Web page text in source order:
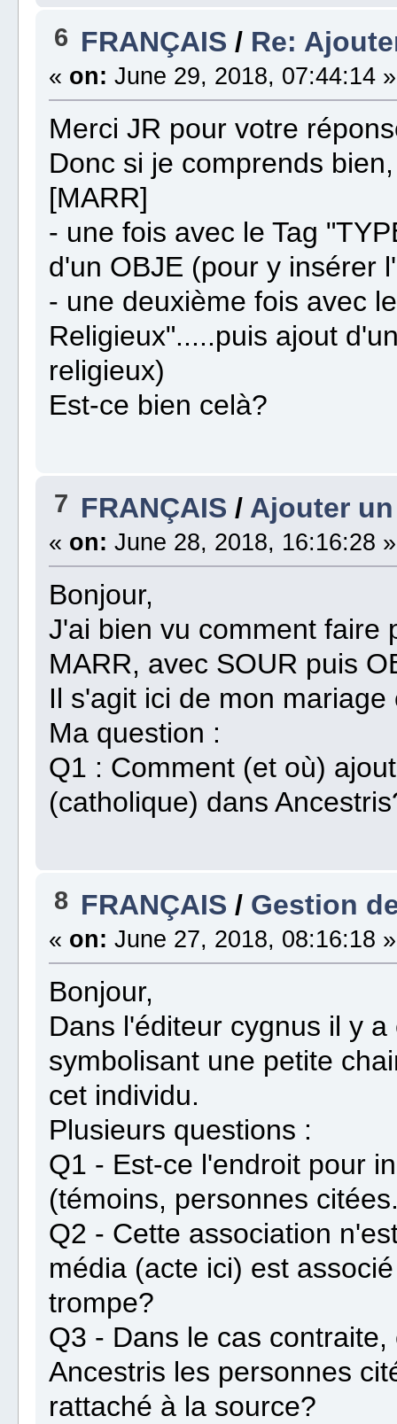
6 FRANÇAIS / Re:
« on: June 29, 2018, 07:44:14 »
Merci JR pour votre
Donc si je comprends
[MARR]
- une fois avec le Tag
d'un OBJE (pour y insérer
- une deuxième fois avec
Religieux".....puis ajout
religieux)
Est-ce bien celà?
7 FRANÇAIS / Ajouter
« on: June 28, 2018, 16:16:28 »
Bonjour,
J'ai bien vu comment faire
MARR, avec SOUR puis
Il s'agit ici de mon mariage
Ma question :
Q1 : Comment (et où)
(catholique) dans
8 FRANÇAIS / Gestion
« on: June 27, 2018, 08:16:18 »
Bonjour,
Dans l'éditeur cygnus il y
symbolisant une petite
cet individu.
Plusieurs questions :
Q1 - Est-ce l'endroit pour
(témoins, personnes
Q2 - Cette association
média (acte ici) est
trompe?
Q3 - Dans le cas
Ancestris les personnes
rattaché à la source?